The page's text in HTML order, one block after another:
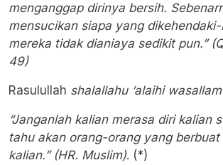
menganggap dirinya bersih.
mensucikan siapa yang
mereka tidak dianiaya sedikit pun.”
49)
Rasulullah shalallahu ‘alaihi wasallam
“Janganlah kalian merasa diri kalian
tahu akan orang-orang yang
kalian.” (HR. Muslim). (*)